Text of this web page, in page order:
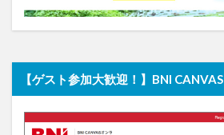
【ゲスト参加大歓迎！】BNI CANVAS